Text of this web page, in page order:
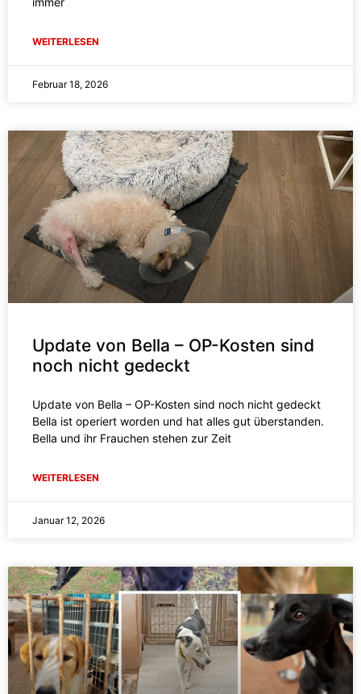
WEITERLESEN
Februar 18, 2026
Update von Bella – OP-Kosten sind
noch nicht gedeckt
Update von Bella – OP-Kosten sind noch nicht gedeckt
Bella ist operiert worden und hat alles gut überstanden.
Bella und ihr Frauchen stehen zur Zeit
WEITERLESEN
Januar 12, 2026